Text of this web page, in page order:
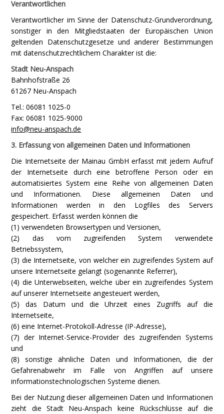
Verantwortlichen
Verantwortlicher im Sinne der Datenschutz-Grundverordnung,
sonstiger in den Mitgliedstaaten der Europäischen Union
geltenden Datenschutzgesetze und anderer Bestimmungen
mit datenschutzrechtlichem Charakter ist die:
Stadt Neu-Anspach
Bahnhofstraße 26
61267 Neu-Anspach
Tel.: 06081 1025-0
Fax: 06081 1025-9000
info@neu-anspach.de
3. Erfassung von allgemeinen Daten und Informationen
Die Internetseite der Mainau GmbH erfasst mit jedem Aufruf
der Internetseite durch eine betroffene Person oder ein
automatisiertes System eine Reihe von allgemeinen Daten
und Informationen. Diese allgemeinen Daten und
Informationen werden in den Logfiles des Servers
gespeichert. Erfasst werden können die
(1) verwendeten Browsertypen und Versionen,
(2) das vom zugreifenden System verwendete
Betriebssystem,
(3) die Internetseite, von welcher ein zugreifendes System auf
unsere Internetseite gelangt (sogenannte Referrer),
(4) die Unterwebseiten, welche über ein zugreifendes System
auf unserer Internetseite angesteuert werden,
(5) das Datum und die Uhrzeit eines Zugriffs auf die
Internetseite,
(6) eine Internet-Protokoll-Adresse (IP-Adresse),
(7) der Internet-Service-Provider des zugreifenden Systems
und
(8) sonstige ähnliche Daten und Informationen, die der
Gefahrenabwehr im Falle von Angriffen auf unsere
informationstechnologischen Systeme dienen.
Bei der Nutzung dieser allgemeinen Daten und Informationen
zieht die Stadt Neu-Anspach keine Rückschlüsse auf die